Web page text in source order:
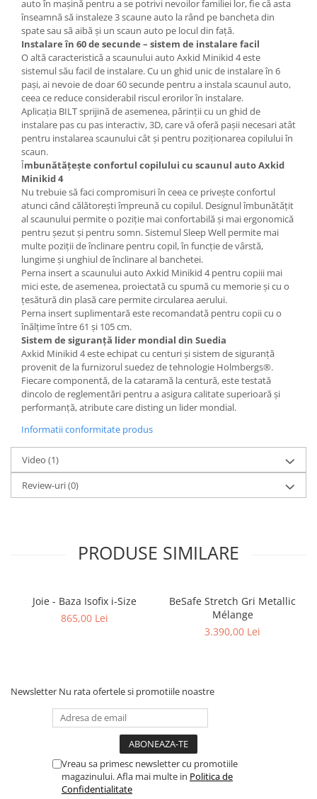
auto în mașină pentru a se potrivi nevoilor familiei lor, fie că asta
înseamnă să instaleze 3 scaune auto la rând pe bancheta din
spate sau să aibă și un scaun auto pe locul din față.
Instalare în 60 de secunde – sistem de instalare facil
O altă caracteristică a scaunului auto Axkid Minikid 4 este
sistemul său facil de instalare. Cu un ghid unic de instalare în 6
pași, ai nevoie de doar 60 secunde pentru a instala scaunul auto,
ceea ce reduce considerabil riscul erorilor în instalare.
Aplicația BILT sprijină de asemenea, părinții cu un ghid de
instalare pas cu pas interactiv, 3D, care vă oferă pașii necesari atât
pentru instalarea scaunului cât și pentru poziționarea copilului în
scaun.
Îmbunătățește confortul copilului cu scaunul auto Axkid
Minikid 4
Nu trebuie să faci compromisuri în ceea ce privește confortul
atunci când călătorești împreună cu copilul. Designul îmbunătățit
al scaunului permite o poziție mai confortabilă și mai ergonomică
pentru șezut și pentru somn. Sistemul Sleep Well permite mai
multe poziții de înclinare pentru copil, în funcție de vârstă,
lungime și unghiul de înclinare al banchetei.
Perna insert a scaunului auto Axkid Minikid 4 pentru copiii mai
mici este, de asemenea, proiectată cu spumă cu memorie și cu o
țesătură din plasă care permite circularea aerului.
Perna insert suplimentară este recomandată pentru copii cu o
înălțime între 61 și 105 cm.
Sistem de siguranță lider mondial din Suedia
Axkid Minikid 4 este echipat cu centuri și sistem de siguranță
provenit de la furnizorul suedez de tehnologie Holmbergs®.
Fiecare componentă, de la cataramă la centură, este testată
dincolo de reglementări pentru a asigura calitate superioară și
performanță, atribute care disting un lider mondial.
Informatii conformitate produs
Video (1)
Review-uri(0)
PRODUSE SIMILARE
Joie - Baza Isofix i-Size
865,00 Lei
BeSafe Stretch Gri Metallic
Mélange
3.390,00 Lei
Newsletter Nu rata ofertele si promotiile noastre
Vreau sa primesc newsletter cu promotiile
magazinului. Afla mai multe in Politica de
Confidentialitate